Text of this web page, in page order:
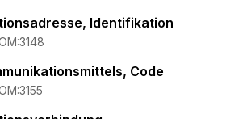
Identifikation
Code